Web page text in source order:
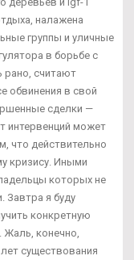
налажена
группы и уличные
в борьбе с
рано, считают
обвинения в свой
сделки —
интервенций может
что действительно
кризису. Иными
которых не
Завтра я буду
конкретную
Жаль, конечно,
существования